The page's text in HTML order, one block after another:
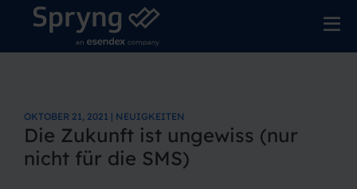
OKTOBER 21, 2021 | NEUIGKEITEN
Die Zukunft ist ungewiss (nur
nicht für die SMS)